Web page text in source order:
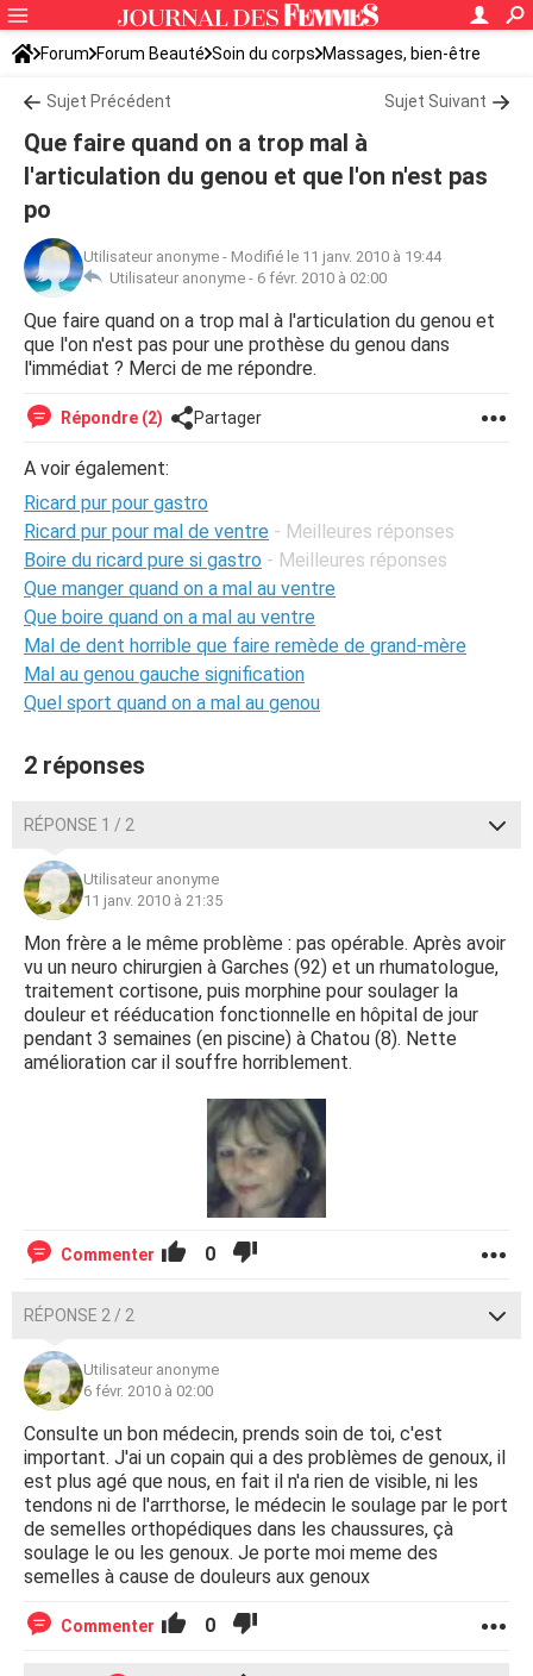
Forum Forum Beauté Soin du corps Massages, bien-être
Sujet Précédent Sujet Suivant
Que faire quand on a trop mal à
l'articulation du genou et que l'on n'est pas
po
Utilisateur anonyme - Modifié le 11 janv. 2010 à 19:44
Utilisateur anonyme - 6 févr. 2010 à 02:00
Que faire quand on a trop mal à l'articulation du genou et
que l'on n'est pas pour une prothèse du genou dans
l'immédiat ? Merci de me répondre.
Répondre (2) Partager
A voir également:
Ricard pur pour gastro
Ricard pur pour mal de ventre - Meilleures réponses
Boire du ricard pure si gastro - Meilleures réponses
Que manger quand on a mal au ventre
Que boire quand on a mal au ventre
Mal de dent horrible que faire remède de grand-mère
Mal au genou gauche signification
Quel sport quand on a mal au genou
2 réponses
RÉPONSE 1 / 2
Utilisateur anonyme
11 janv. 2010 à 21:35
Mon frère a le même problème : pas opérable. Après avoir
vu un neuro chirurgien à Garches (92) et un rhumatologue,
traitement cortisone, puis morphine pour soulager la
douleur et rééducation fonctionnelle en hôpital de jour
pendant 3 semaines (en piscine) à Chatou (8). Nette
amélioration car il souffre horriblement.
Commenter 0
RÉPONSE 2 / 2
Utilisateur anonyme
6 févr. 2010 à 02:00
Consulte un bon médecin, prends soin de toi, c'est
important. J'ai un copain qui a des problèmes de genoux, il
est plus agé que nous, en fait il n'a rien de visible, ni les
tendons ni de l'arrthorse, le médecin le soulage par le port
de semelles orthopédiques dans les chaussures, çà
soulage le ou les genoux. Je porte moi meme des
semelles à cause de douleurs aux genoux
Commenter 0